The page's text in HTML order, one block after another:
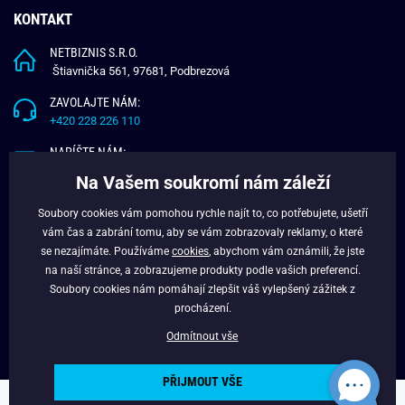
KONTAKT
NETBIZNIS S.R.O.
Štiavnička 561, 97681, Podbrezová
ZAVOLAJTE NÁM:
+420 228 226 110
NAPÍŠTE NÁM:
O NÁS
VĚRNOSTNÍ PROGRAM
Copyright © 2024 - Budchlap.cz Všechna práva vyhrazena. webdesign ©
Na Vašem soukromí nám záleží
Soubory cookies vám pomohou rychle najít to, co potřebujete, ušetří
vám čas a zabrání tomu, aby se vám zobrazovaly reklamy, o které
se nezajímáte. Používáme cookies , abychom vám oznámili, že jste
na naší stránce, a zobrazujeme produkty podle vašich preferencí.
Soubory cookies nám pomáhají zlepšit váš vylepšený zážitek z
procházení.
Odmítnout vše
PŘIJMOUT VŠE